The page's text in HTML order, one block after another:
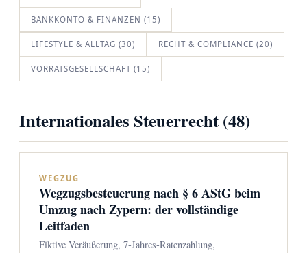
BANKKONTO & FINANZEN (15)
LIFESTYLE & ALLTAG (30) RECHT & COMPLIANCE (20)
VORRATSGESELLSCHAFT (15)
Internationales Steuerrecht (48)
WEGZUG
Wegzugsbesteuerung nach § 6 AStG beim
Umzug nach Zypern: der vollständige
Leitfaden
Fiktive Veräußerung, 7-Jahres-Ratenzahlung,